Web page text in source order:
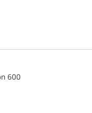
600